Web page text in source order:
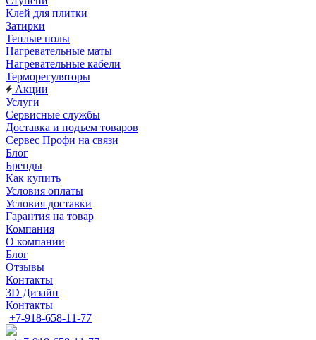
Клей для плитки
Затирки
Теплые полы
Нагревательные маты
Нагревательные кабели
Терморегуляторы
Акции
Услуги
Сервисные службы
Доставка и подъем товаров
Сервес Профи на связи
Блог
Бренды
Как купить
Условия оплаты
Условия доставки
Гарантия на товар
Компания
О компании
Блог
Отзывы
Контакты
3D Дизайн
Контакты
+7-918-658-11-77